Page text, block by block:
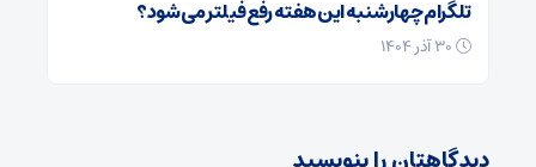
تلگرام چهارشنبه این هفته رفع فیلتر می‌شود؟